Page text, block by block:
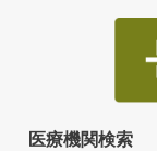
医療機関検索